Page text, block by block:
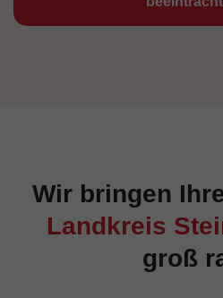
Wir bringen
Landkreis
groß